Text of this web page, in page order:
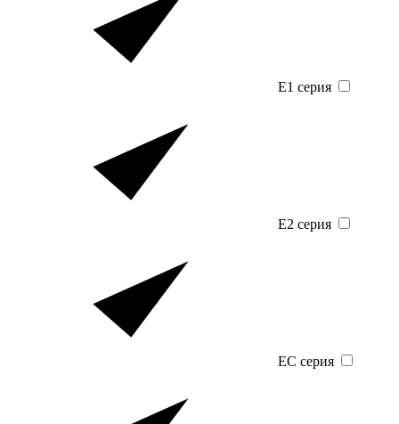
E1 серия
E2 серия
EC серия